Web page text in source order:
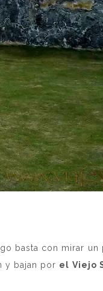
basta con mirar
y bajan por el Viejo